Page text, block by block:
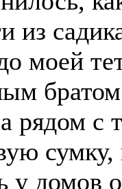
из
моей
рядом с
у домов